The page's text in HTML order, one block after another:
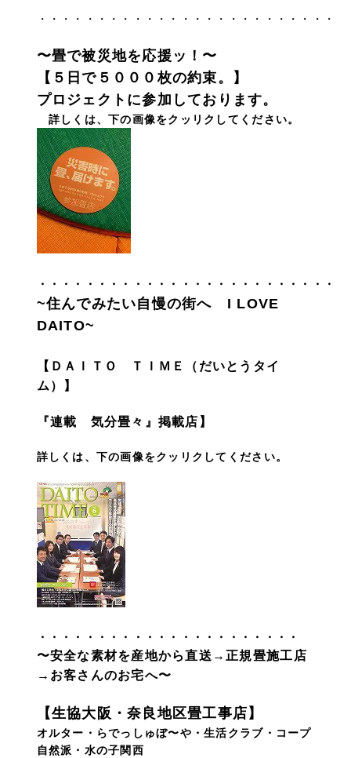
・・・・・・・・・・・・・・・・・・・・・・・・・
〜畳で被災地を応援ッ！〜
【５日で５０００枚の約束。】
プロジェクトに参加しております。
詳しくは、下の画像をクッリクしてください。
・・・・・・・・・・・・・・・・・・・・・・・・・
~住んでみたい自慢の街へ I LOVE
DAITO~
【ＤＡＩＴＯ ＴＩＭＥ（だいとうタイ
ム）】
『連載 気分畳々』掲載店】
詳しくは、下の画像をクッリクしてください。
・・・・・・・・・・・・・・・・・・・・・・
〜安全な素材を産地から直送→正規畳施工店
→お客さんのお宅へ〜
【生協大阪・奈良地区畳工事店】
オルター・らでっしゅぼ〜や・生活クラブ・コープ
自然派・水の子関西